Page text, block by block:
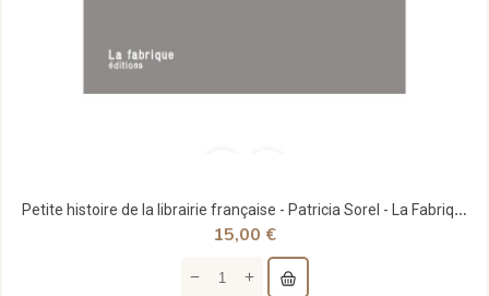
Petite histoire de la librairie française - Patricia Sorel - La Fabrique Éditions
15,00 €